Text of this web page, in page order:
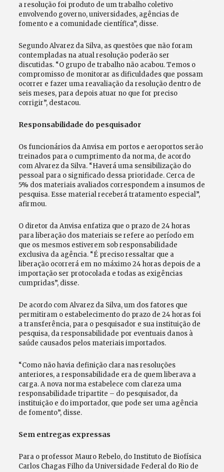
a resolução foi produto de um trabalho coletivo
envolvendo governo, universidades, agências de
fomento e a comunidade científica”, disse.
Segundo Alvarez da Silva, as questões que não foram
contempladas na atual resolução poderão ser
discutidas. “O grupo de trabalho não acabou. Temos o
compromisso de monitorar as dificuldades que possam
ocorrer e fazer uma reavaliação da resolução dentro de
seis meses, para depois atuar no que for preciso
corrigir”, destacou.
Responsabilidade do pesquisador
Os funcionários da Anvisa em portos e aeroportos serão
treinados para o cumprimento da norma, de acordo
com Alvarez da Silva. “Haverá uma sensibilização do
pessoal para o significado dessa prioridade. Cerca de
5% dos materiais avaliados correspondem a insumos de
pesquisa. Esse material receberá tratamento especial”,
afirmou.
O diretor da Anvisa enfatiza que o prazo de 24 horas
para liberação dos materiais se refere ao período em
que os mesmos estiverem sob responsabilidade
exclusiva da agência. “É preciso ressaltar que a
liberação ocorrerá em no máximo 24 horas depois de a
importação ser protocolada e todas as exigências
cumpridas”, disse.
De acordo com Alvarez da Silva, um dos fatores que
permitiram o estabelecimento do prazo de 24 horas foi
a transferência, para o pesquisador e sua instituição de
pesquisa, da responsabilidade por eventuais danos à
saúde causados pelos materiais importados.
“Como não havia definição clara nas resoluções
anteriores, a responsabilidade era de quem liberava a
carga. A nova norma estabelece com clareza uma
responsabilidade tripartite – do pesquisador, da
instituição e do importador, que pode ser uma agência
de fomento”, disse.
Sem entregas expressas
Para o professor Mauro Rebelo, do Instituto de Biofísica
Carlos Chagas Filho da Universidade Federal do Rio de